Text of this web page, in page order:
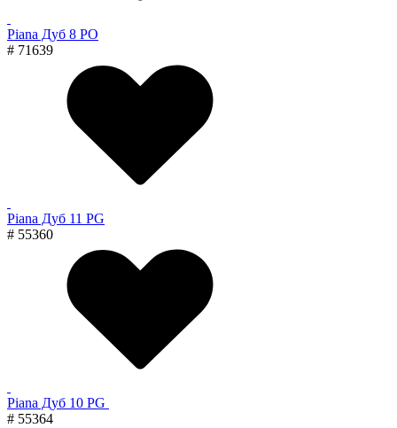
Piana Дуб 8 PO
# 71639
Piana Дуб 11 PG
# 55360
Piana Дуб 10 PG
# 55364